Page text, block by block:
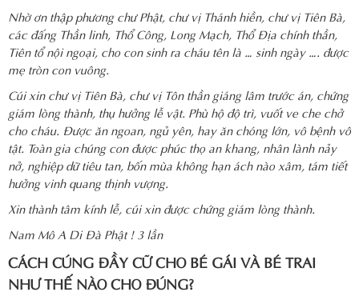
Nhờ ơn thập phương chư Phật, chư vị Thánh hiền, chư vị Tiên Bà,
các đấng Thần linh, Thổ Công, Long Mạch, Thổ Địa chính thần,
Tiên tổ nội ngoại, cho con sinh ra cháu tên là … sinh ngày …. được
mẹ tròn con vuông.
Cúi xin chư vị Tiên Bà, chư vị Tôn thần giáng lâm trước án, chứng
giám lòng thành, thụ hưởng lễ vật. Phù hộ độ trì, vuốt ve che chở
cho cháu. Được ăn ngoan, ngủ yên, hay ăn chóng lớn, vô bệnh vô
tật. Toàn gia chúng con được phúc thọ an khang, nhân lành nảy
nở, nghiệp dữ tiêu tan, bốn mùa không hạn ách nào xâm, tám tiết
hưởng vinh quang thịnh vượng.
Xin thành tâm kính lễ, cúi xin được chứng giám lòng thành.
Nam Mô A Di Đà Phật ! 3 lần
CÁCH CÚNG ĐẦY CỮ CHO BÉ GÁI VÀ BÉ TRAI
NHƯ THẾ NÀO CHO ĐÚNG?